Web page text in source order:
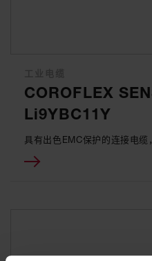
COROFLEX
Li9YBC11Y
具有出色EMC保护的连接电